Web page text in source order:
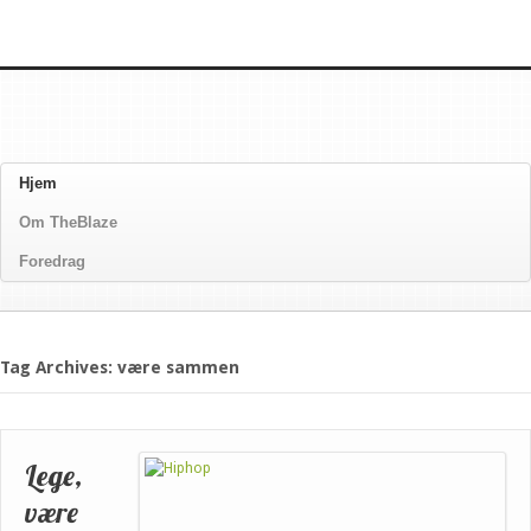
Hjem
Om TheBlaze
Foredrag
Tag Archives: være sammen
Lege,
være